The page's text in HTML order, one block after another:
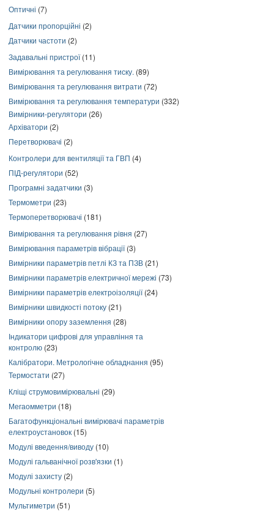
Оптичні (7)
Датчики пропорційні (2)
Датчики частоти (2)
Задавальні пристрої(11)
Вимірювання та регулювання тиску. (89)
Вимірювання та регулювання витрати (72)
Вимірювання та регулювання температури (332)
Вимірники-регулятори (26)
Архіватори (2)
Перетворювачі (2)
Контролери для вентиляції та ГВП (4)
ПІД-регулятори (52)
Програмні задатчики (3)
Термометри (23)
Термоперетворювачі (181)
Вимірювання та регулювання рівня (27)
Вимірювання параметрів вібрації(3)
Вимірники параметрів петлі КЗ та ПЗВ (21)
Вимірники параметрів електричної мережі (73)
Вимірники параметрів електроізоляції(24)
Вимірники швидкості потоку (21)
Вимірники опору заземлення (28)
Індикатори цифрові для управління та
контролю (23)
Калібратори. Метрологічне обладнання (95)
Термостати (27)
Кліщі струмовимірювальні (29)
Мегаомметри (18)
Багатофункціональні вимірювачі параметрів
електроустановок (15)
Модулі введення/виводу (10)
Модулі гальванічної розв'язки (1)
Модулі захисту (2)
Модульні контролери (5)
Мультиметри (51)